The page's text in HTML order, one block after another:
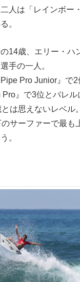
人は「レインボー
。
14歳、エリー・ハ
手の一人。
Pro Junior』で
』で3位とバレル
は思えないレベル。
サーファーで最も
。